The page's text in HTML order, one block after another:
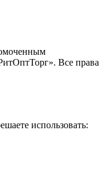
Все права
использовать: